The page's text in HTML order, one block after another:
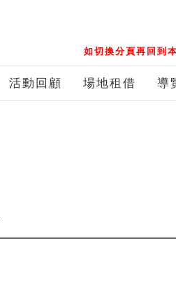
如切換分頁再回到
活動回顧 場地租借 導